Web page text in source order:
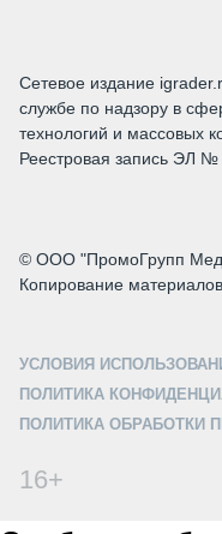
Сетевое издание
службе по надзору в
технологий и массовых
Реестровая запись ЭЛ
© ООО "ПромоГрупп
Копирование
УСЛОВИЯ
ПОЛИТИКА
ПОЛИТИКА ОБРАБОТКИ
16+